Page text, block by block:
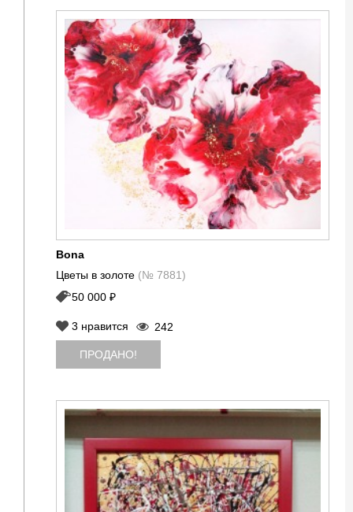
Bona
Цветы в золоте (№ 7881)
50 000 ₽
3 нравится 242
ПРОДАНО!